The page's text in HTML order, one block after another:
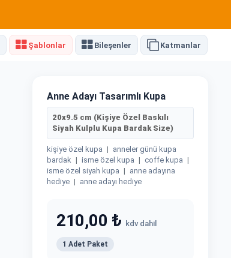
Şablonlar Bileşenler Katmanlar
Anne Adayı Tasarımlı Kupa
20x9.5 cm (Kişiye Özel Baskılı
Siyah Kulplu Kupa Bardak Size)
kişiye özel kupa | anneler günü kupa
bardak | isme özel kupa | coffe kupa |
isme özel siyah kupa | anne adayına
hediye | anne adayı hediye
210,00 ₺ kdv dahil
1 Adet Paket